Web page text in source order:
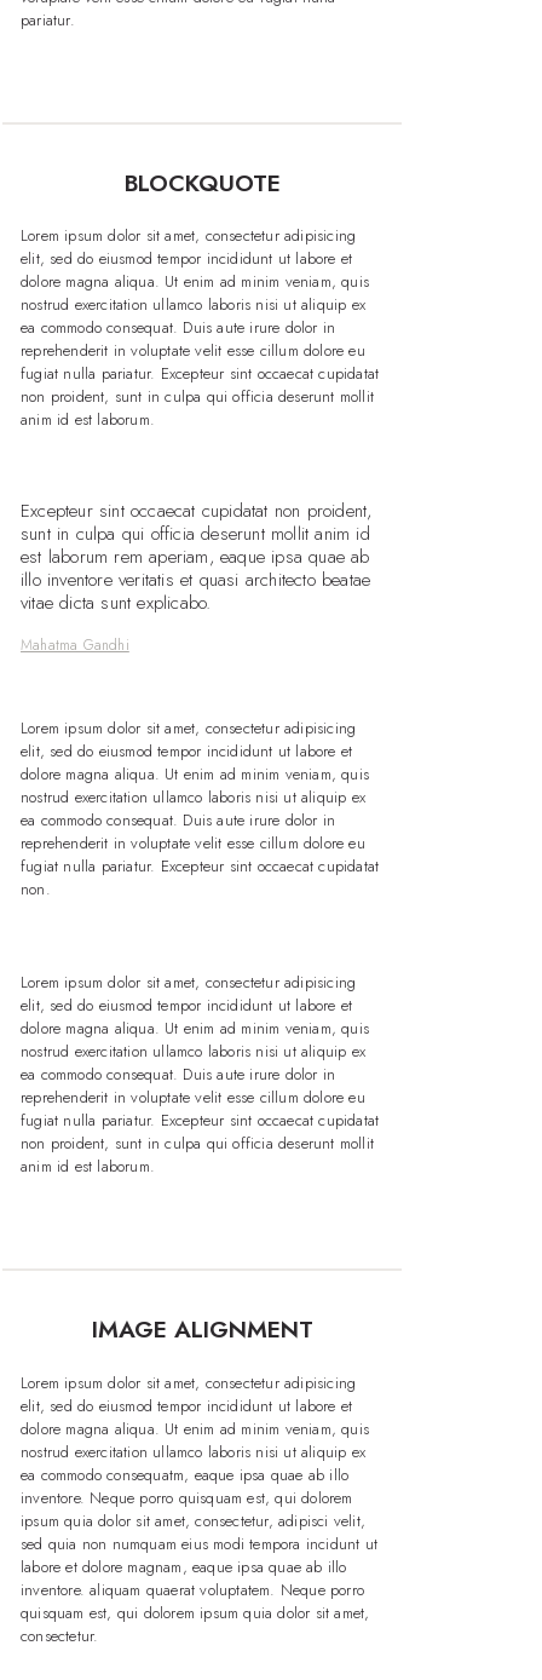
pariatur.
BLOCKQUOTE
Lorem ipsum dolor sit amet, consectetur adipisicing
elit, sed do eiusmod tempor incididunt ut labore et
dolore magna aliqua. Ut enim ad minim veniam, quis
nostrud exercitation ullamco laboris nisi ut aliquip ex
ea commodo consequat. Duis aute irure dolor in
reprehenderit in voluptate velit esse cillum dolore eu
fugiat nulla pariatur. Excepteur sint occaecat cupidatat
non proident, sunt in culpa qui officia deserunt mollit
anim id est laborum.
Excepteur sint occaecat cupidatat non proident,
sunt in culpa qui officia deserunt mollit anim id
est laborum rem aperiam, eaque ipsa quae ab
illo inventore veritatis et quasi architecto beatae
vitae dicta sunt explicabo.
Mahatma Gandhi
Lorem ipsum dolor sit amet, consectetur adipisicing
elit, sed do eiusmod tempor incididunt ut labore et
dolore magna aliqua. Ut enim ad minim veniam, quis
nostrud exercitation ullamco laboris nisi ut aliquip ex
ea commodo consequat. Duis aute irure dolor in
reprehenderit in voluptate velit esse cillum dolore eu
fugiat nulla pariatur. Excepteur sint occaecat cupidatat
non.
Lorem ipsum dolor sit amet, consectetur adipisicing
elit, sed do eiusmod tempor incididunt ut labore et
dolore magna aliqua. Ut enim ad minim veniam, quis
nostrud exercitation ullamco laboris nisi ut aliquip ex
ea commodo consequat. Duis aute irure dolor in
reprehenderit in voluptate velit esse cillum dolore eu
fugiat nulla pariatur. Excepteur sint occaecat cupidatat
non proident, sunt in culpa qui officia deserunt mollit
anim id est laborum.
IMAGE ALIGNMENT
Lorem ipsum dolor sit amet, consectetur adipisicing
elit, sed do eiusmod tempor incididunt ut labore et
dolore magna aliqua. Ut enim ad minim veniam, quis
nostrud exercitation ullamco laboris nisi ut aliquip ex
ea commodo consequatm, eaque ipsa quae ab illo
inventore. Neque porro quisquam est, qui dolorem
ipsum quia dolor sit amet, consectetur, adipisci velit,
sed quia non numquam eius modi tempora incidunt ut
labore et dolore magnam, eaque ipsa quae ab illo
inventore. aliquam quaerat voluptatem. Neque porro
quisquam est, qui dolorem ipsum quia dolor sit amet,
consectetur.